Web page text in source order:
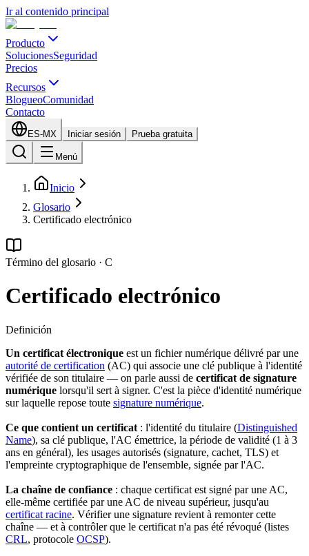
Ir al contenido principal
Producto
SolucionesSeguridad
Precios
Recursos
BlogueoComunidad
Contacto
ES-MX Iniciar sesión Prueba gratuita
Menú
Inicio
Glosario
Certificado electrónico
Término del glosario · C
Certificado electrónico
Definición
Un certificat électronique est un fichier numérique délivré par une
autorité de certification (AC) qui associe une clé publique à l'identité
vérifiée de son titulaire — on parle aussi de certificat de signature
numérique lorsqu'il sert à signer. C'est la pièce d'identité numérique
sur laquelle repose toute signature numérique.
Ce que contient un certificat : l'identité du titulaire (Distinguished
Name), sa clé publique, l'AC émettrice, la période de validité (1 à 3
ans en général), les usages autorisés (signature, cachet, TLS) et
l'empreinte cryptographique de l'ensemble, signée par l'AC.
La chaîne de confiance : chaque certificat est signé par une AC,
elle-même certifiée par une AC de niveau supérieur, jusqu'au
certificat racine. Vérifier une signature revient à remonter cette
chaîne — et à contrôler que le certificat n'a pas été révoqué (listes
CRL, protocole OCSP).